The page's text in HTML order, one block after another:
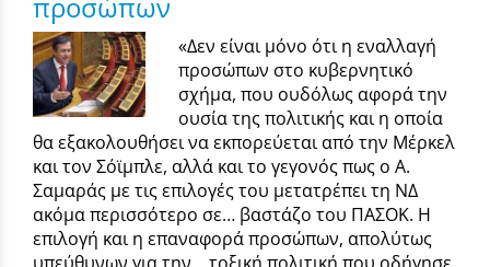
«Δεν είναι μόνο ότι η εναλλαγή
προσώπων στο κυβερνητικό
σχήμα, που ουδόλως αφορά την
ουσία της πολιτικής και η οποία
θα εξακολουθήσει να εκπορεύεται από την Μέρκελ
και τον Σόϊμπλε, αλλά και το γεγονός πως ο Α.
Σαμαράς με τις επιλογές του μετατρέπει τη ΝΔ
ακόμα περισσότερο σε… βαστάζο του ΠΑΣΟΚ. Η
επιλογή και η επαναφορά προσώπων, απολύτως